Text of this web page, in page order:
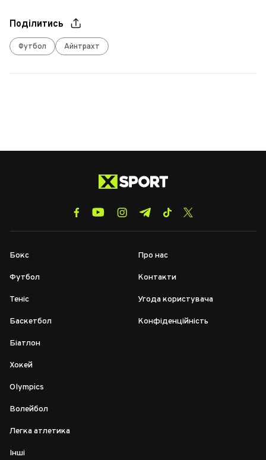
Поділитись
Футбол Айнтрахт
Бокс
Футбол
Теніс
Баскетбол
Біатлон
Хокей
Olympics
Волейбол
Легка атлетика
Інші
Про нас
Контакти
Угода користувача
Конфіденційність